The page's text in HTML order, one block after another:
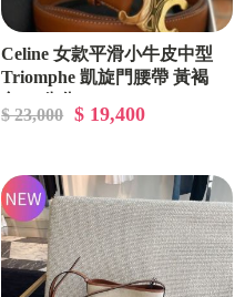
Celine 女款平滑小牛皮中型
Triomphe 凱旋門腰帶 黃褐
$ 23,000 $ 19,400